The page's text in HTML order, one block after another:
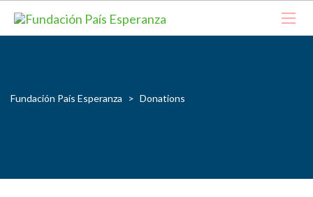
Fundación País Esperanza > Donations